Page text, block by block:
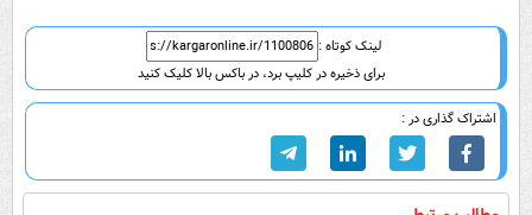
لینک کوتاه :
برای ذخیره در کلیپ برد، در باکس بالا کلیک کنید
اشتراک گذاری در :